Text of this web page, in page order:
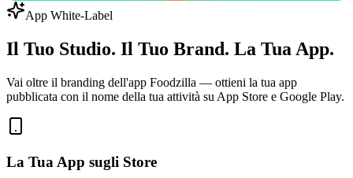
App White-Label
Il Tuo Studio. Il Tuo Brand. La Tua App.
Vai oltre il branding dell'app Foodzilla — ottieni la tua app
pubblicata con il nome della tua attività su App Store e Google Play.
La Tua App sugli Store